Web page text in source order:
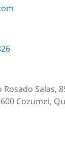
Salas,
Cozumel,